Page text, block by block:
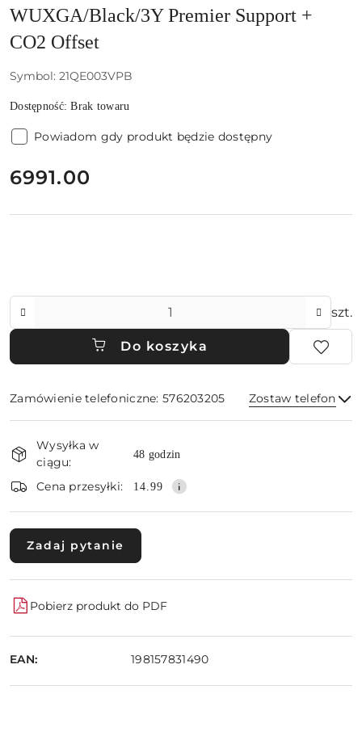
WUXGA/Black/3Y Premier Support +
CO2 Offset
Symbol: 21QE003VPB
Dostępność:Brak towaru
Powiadom gdy produkt będzie dostępny
cena:
6991.00
szt.
Do koszyka
Zamówienie telefoniczne: 576203205 Zostaw telefon
i
dostawa
Wysyłka w
ciągu:
48 godzin
Cena przesyłki: 14.99
Zadaj pytanie
Pobierz produkt do PDF
EAN: 198157831490